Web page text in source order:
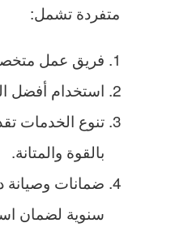
متفردة تشمل:
فريق عمل
استخدام أفضل
تنوع الخدمات
بالقوة والمتانة.
ضمانات وصيانة
سنوية لضمان